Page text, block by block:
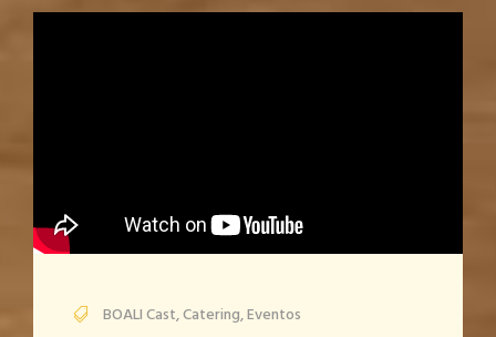
BOALI Cast,Catering,Eventos